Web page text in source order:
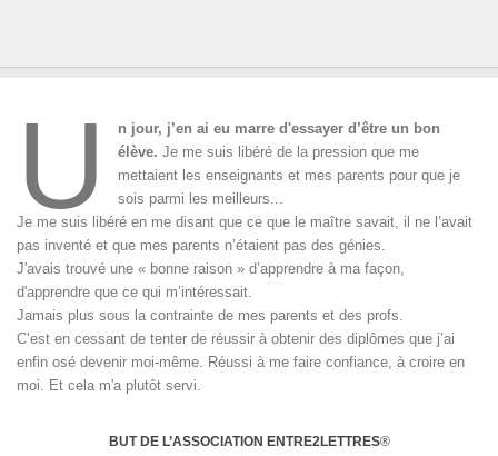
U
n jour, j’en ai eu marre d'essayer d’être un bon
élève.Je me suis libéré de la pression que me
mettaient les enseignants et mes parents pour que je
sois parmi les meilleurs...
Je me suis libéré en me disant que ce que le maître savait, il ne l’avait
pas inventé et que mes parents n’étaient pas des génies.
J'avais trouvé une « bonne raison » d’apprendre à ma façon,
d'apprendre que ce qui m’intéressait.
Jamais plus sous la contrainte de mes parents et des profs.
C’est en cessant de tenter de réussir à obtenir des diplômes que j’ai
enfin osé devenir moi-même. Réussi à me faire confiance, à croire en
moi. Et cela m'a plutôt servi.
BUT DE L’ASSOCIATION ENTRE2LETTRES®